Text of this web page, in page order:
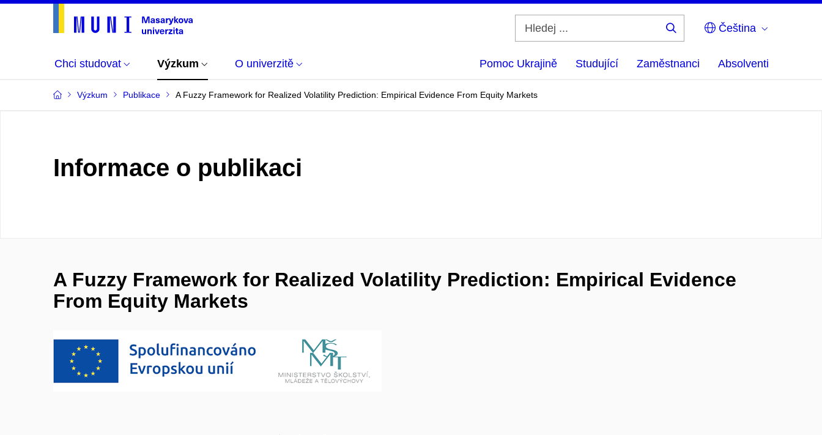
Čeština
Chci studovat Výzkum O univerzitě Pomoc Ukrajině Studující Zaměstnanci Absolventi
Výzkum Publikace A Fuzzy Framework for Realized Volatility Prediction: Empirical Evidence From Equity Markets
Informace o publikaci
A Fuzzy Framework for Realized Volatility Prediction: Empirical Evidence
From Equity Markets